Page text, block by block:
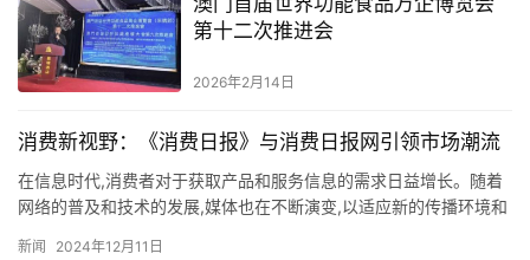
第十二次推进会
2026年2月14日
消费新视野：《消费日报》与消费日报网引领市场潮流
在信息时代,消费者对于获取产品和服务信息的需求日益增长。随着
网络的普及和技术的发展,媒体也在不断演变,以适应新的传播环境和
新闻 2024年12月11日